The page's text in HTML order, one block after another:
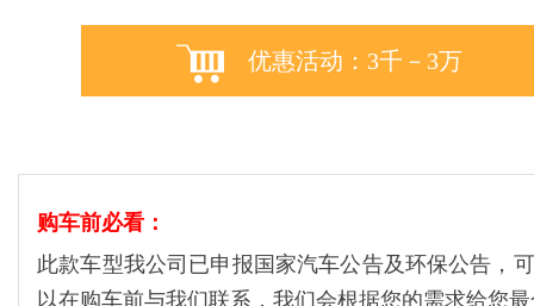
优惠活动：3千－3万
购车前必看：
此款车型我公司已申报国家汽车公告及环保公告，
以在购车前与我们联系，我们会根据您的需求给您